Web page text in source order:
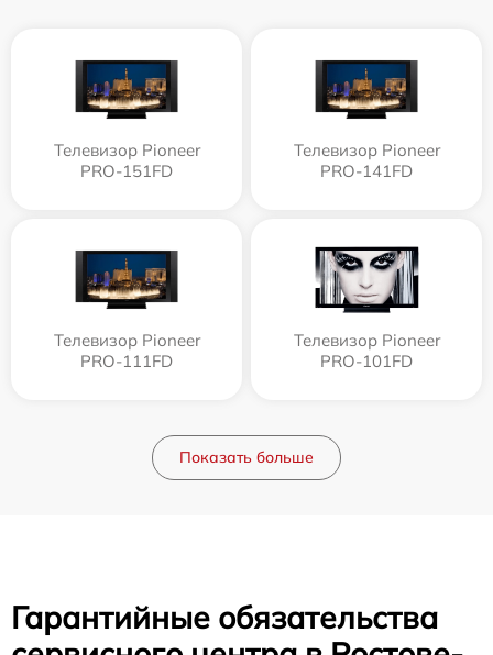
Телевизор Pioneer
PRO-151FD
Телевизор Pioneer
PRO-141FD
Телевизор Pioneer
PRO-111FD
Телевизор Pioneer
PRO-101FD
Показать больше
Гарантийные обязательства